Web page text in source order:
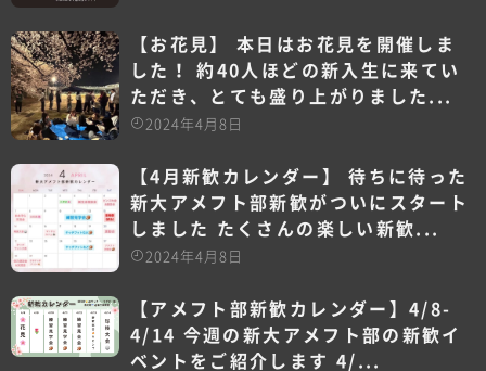
【お花見】 本日はお花見を開催しま
した！ 約40人ほどの新入生に来てい
ただき、とても盛り上がりました...
2024年4月8日
【4月新歓カレンダー】 待ちに待った
新大アメフト部新歓がついにスタート
しました たくさんの楽しい新歓...
2024年4月8日
【アメフト部新歓カレンダー】4/8-
4/14 今週の新大アメフト部の新歓イ
ベントをご紹介します 4/...